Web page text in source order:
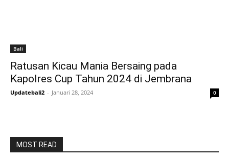
Bali
Ratusan Kicau Mania Bersaing pada
Kapolres Cup Tahun 2024 di Jembrana
Updatebali2 - Januari 28, 2024 0
MOST READ